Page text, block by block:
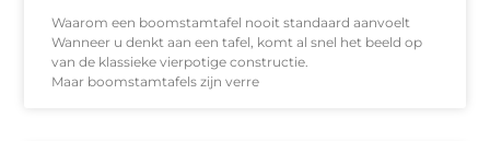
Waarom een boomstamtafel nooit standaard aanvoelt
Wanneer u denkt aan een tafel, komt al snel het beeld op
van de klassieke vierpotige constructie.
Maar boomstamtafels zijn verre